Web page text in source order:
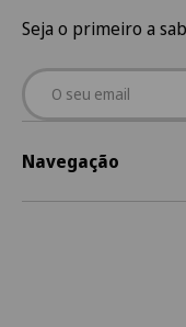
Seja o primeiro a
Email
Navegação